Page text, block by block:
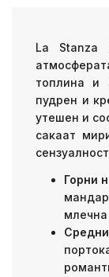
La Stanza
топлина и
пудрен и
утешен и
сакаат
Горни
млечна